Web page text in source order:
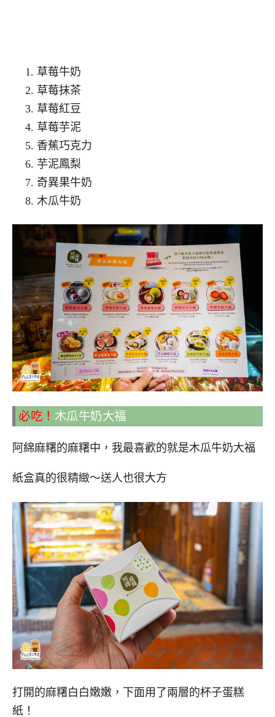
草莓牛奶
草莓抹茶
草莓紅豆
草莓芋泥
香蕉巧克力
芋泥鳳梨
奇異果牛奶
木瓜牛奶
必吃！ 木瓜牛奶大福
阿綿麻糬的麻糬中，我最喜歡的就是木瓜牛奶大福
紙盒真的很精緻～送人也很大方
打開的麻糬白白嫩嫩，下面用了兩層的杯子蛋糕
紙！